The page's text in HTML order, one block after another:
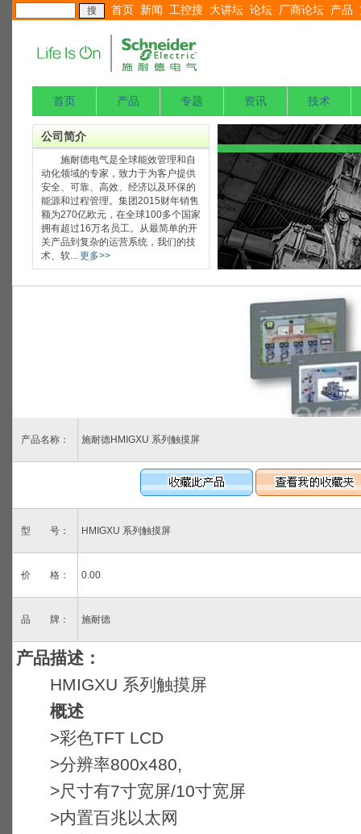
首页 新闻 工控搜 大讲坛 论坛 厂商论坛 产品
首页 产品 专题 资讯 技术
公司简介
施耐德电气是全球能效管理和自
动化领域的专家，致力于为客户提供
安全、可靠、高效、经济以及环保的
能源和过程管理。集团2015财年销售
额为270亿欧元，在全球100多个国家
拥有超过16万名员工。从最简单的开
关产品到复杂的运营系统，我们的技
术、软... 更多>>
产品名称： 施耐德HMIGXU 系列触摸屏
型 号： HMIGXU 系列触摸屏
价 格： 0.00
品 牌： 施耐德
产品描述：
HMIGXU 系列触摸屏
概述
>彩色TFT LCD
>分辨率800x480,
>尺寸有7寸宽屏/10寸宽屏
>内置百兆以太网